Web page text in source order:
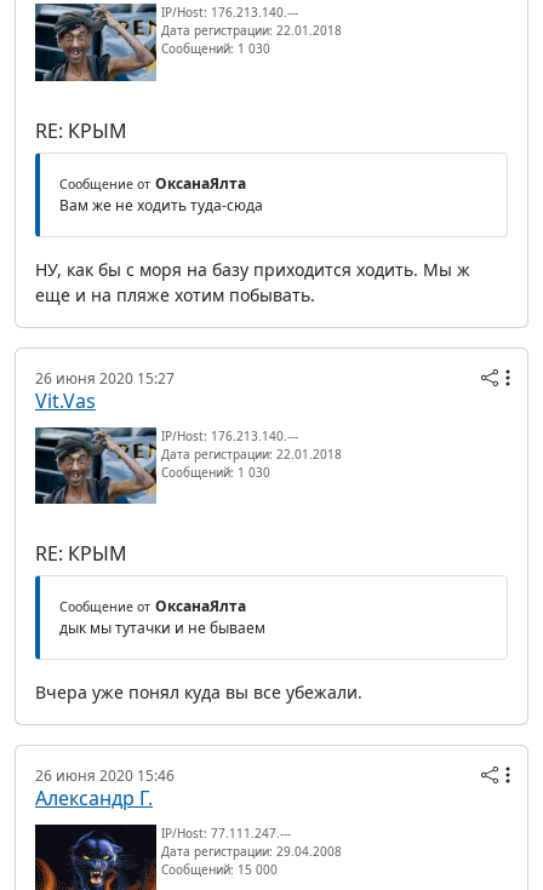
IP/Host: 176.213.140.---
Дата регистрации: 22.01.2018
Сообщений: 1 030
RE: КРЫМ
Сообщение от ОксанаЯлта
Вам же не ходить туда-сюда
НУ, как бы с моря на базу приходится ходить. Мы ж
еще и на пляже хотим побывать.
26 июня 2020 15:27
Vit.Vas
IP/Host: 176.213.140.---
Дата регистрации: 22.01.2018
Сообщений: 1 030
RE: КРЫМ
Сообщение от ОксанаЯлта
дык мы тутачки и не бываем
Вчера уже понял куда вы все убежали.
26 июня 2020 15:46
Александр Г.
IP/Host: 77.111.247.---
Дата регистрации: 29.04.2008
Сообщений: 15 000